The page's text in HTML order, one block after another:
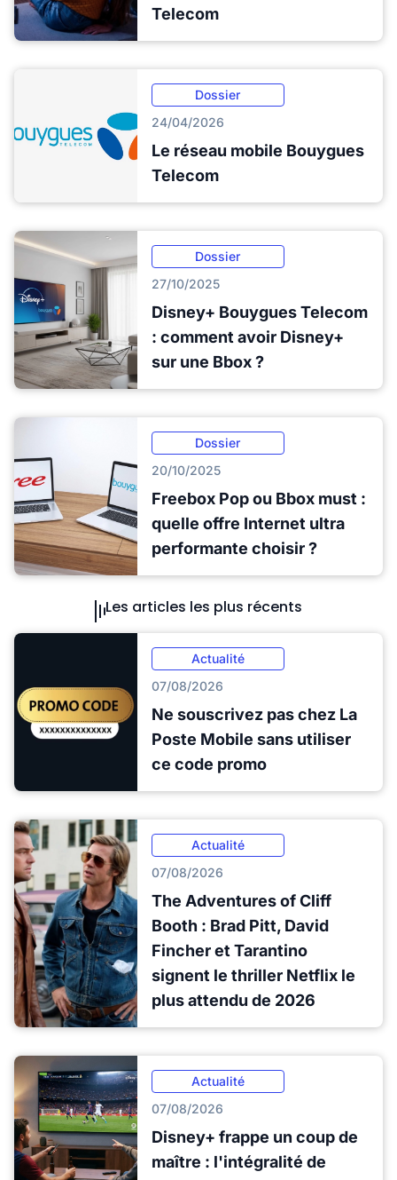
Telecom
Dossier
24/04/2026
Le réseau mobile Bouygues
Telecom
Dossier
27/10/2025
Disney+ Bouygues Telecom
: comment avoir Disney+
sur une Bbox ?
Dossier
20/10/2025
Freebox Pop ou Bbox must :
quelle offre Internet ultra
performante choisir ?
Les articles les plus récents
Actualité
07/08/2026
Ne souscrivez pas chez La
Poste Mobile sans utiliser
ce code promo
Actualité
07/08/2026
The Adventures of Cliff
Booth : Brad Pitt, David
Fincher et Tarantino
signent le thriller Netflix le
plus attendu de 2026
Actualité
07/08/2026
Disney+ frappe un coup de
maître : l'intégralité de